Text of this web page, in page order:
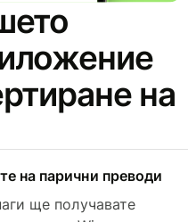
на
на парични преводи
ще получавате